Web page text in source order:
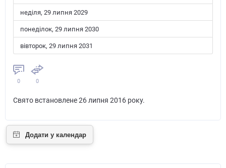
неділя, 29 липня 2029
понеділок, 29 липня 2030
вівторок, 29 липня 2031
0 0
Свято встановлене 26 липня 2016 року.